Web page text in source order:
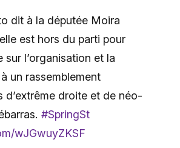
dit à la députée Moira
est hors du parti pour
sur l’organisation et la
un rassemblement
d’extrême droite et de néo-
#SpringSt
wJGwuyZKSF